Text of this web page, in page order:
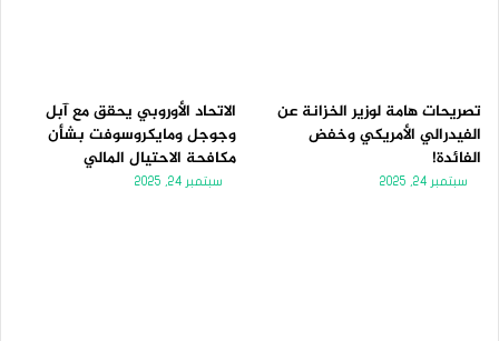
تصريحات هامة لوزير الخزانة عن
الفيدرالي الأمريكي وخفض
الفائدة!
سبتمبر 24, 2025
الاتحاد الأوروبي يحقق مع آبل
وجوجل ومايكروسوفت بشأن
مكافحة الاحتيال المالي
سبتمبر 24, 2025